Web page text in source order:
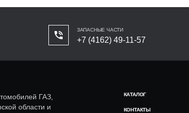
ЗАПАСНЫЕ ЧАСТИ
+7 (4162) 49-11-57
ГАЗ,
области и
КАТАЛОГ
КОНТАКТЫ